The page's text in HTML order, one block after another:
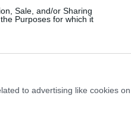
Sale, and/or Sharing
Purposes for which it
to advertising like cookies on
da izliječite
SAMO 5